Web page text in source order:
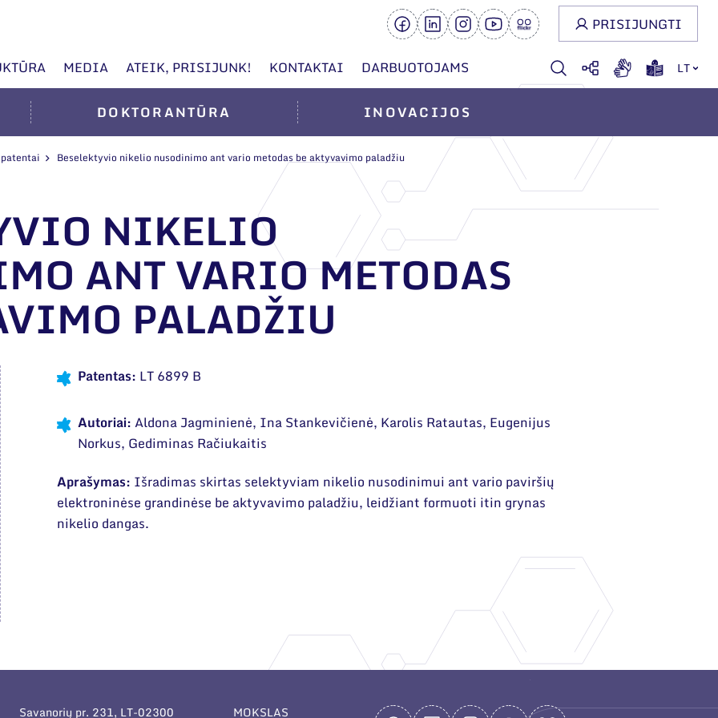
MEDIA ATEIK, PRISIJUNK! KONTAKTAI DARBUOTOJAMS LT
PRISIJUNGTI
DOKTORANTŪRA INOVACIJOS
Beselektyvio nikelio nusodinimo ant vario metodas be aktyvavimo paladžiu
NIKELIO
ANT VARIO METODAS
PALADŽIU
Patentas: LT 6899 B
Autoriai:Aldona Jagminienė, Ina Stankevičienė, Karolis Ratautas, Eugenijus
Norkus, Gediminas Račiukaitis
Aprašymas: Išradimas skirtas selektyviam nikelio nusodinimui ant vario paviršių
elektroninėse grandinėse be aktyvavimo paladžiu, leidžiant formuoti itin grynas
nikelio dangas.
Savanorių pr. 231, LT-02300 MOKSLAS